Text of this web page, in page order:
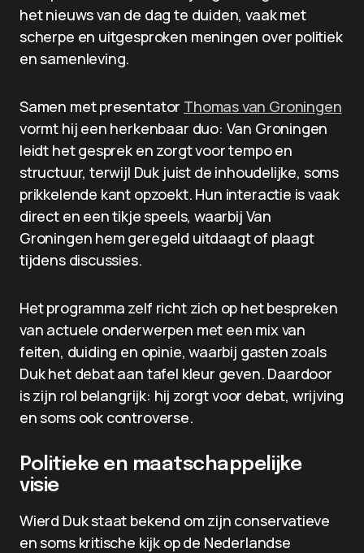
het nieuws van de dag te duiden, vaak met
scherpe en uitgesproken meningen over politiek
en samenleving.
Samen met presentator Thomas van Groningen
vormt hij een herkenbaar duo: Van Groningen
leidt het gesprek en zorgt voor tempo en
structuur, terwijl Duk juist de inhoudelijke, soms
prikkelende kant opzoekt. Hun interactie is vaak
direct en een tikje speels, waarbij Van
Groningen hem geregeld uitdaagt of plaagt
tijdens discussies.
Het programma zelf richt zich op het bespreken
van actuele onderwerpen met een mix van
feiten, duiding en opinie, waarbij gasten zoals
Duk het debat aan tafel kleur geven. Daardoor
is zijn rol belangrijk: hij zorgt voor debat, wrijving
en soms ook controverse.
Politieke en maatschappelijke
visie
Wierd Duk staat bekend om zijn conservatieve
en soms kritische kijk op de Nederlandse